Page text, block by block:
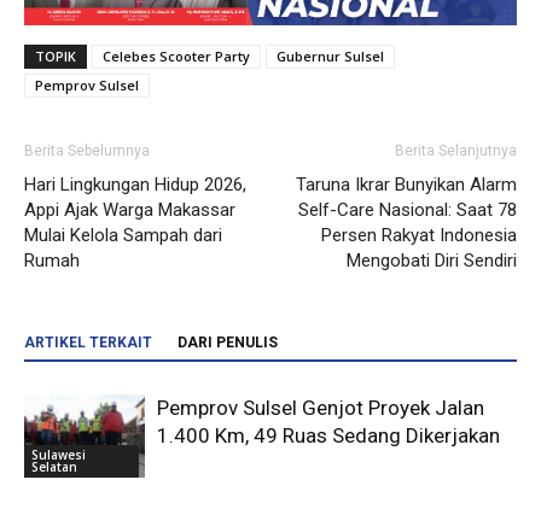
TOPIK Celebes Scooter Party
Gubernur Sulsel
Pemprov Sulsel
Berita Sebelumnya
Hari Lingkungan Hidup 2026,
Appi Ajak Warga Makassar
Mulai Kelola Sampah dari
Rumah
Berita Selanjutnya
Taruna Ikrar Bunyikan Alarm
Self-Care Nasional: Saat 78
Persen Rakyat Indonesia
Mengobati Diri Sendiri
ARTIKEL TERKAIT DARI PENULIS
Sulawesi
Selatan
Pemprov Sulsel Genjot Proyek Jalan
1.400 Km, 49 Ruas Sedang Dikerjakan